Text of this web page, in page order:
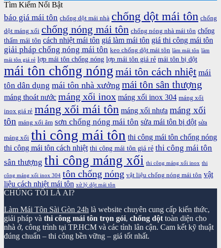
Tìm Kiếm Nổi Bật
báo giá mái tôn chống dột mái nhà chống dột mái tôn chống
dột máng xối chống nóng mái tôn chống nóng nhà mái tôn chống
thấm mái tôn cách nhiệt mái tôn giá làm mái tôn giá thi công mái tôn
giải pháp chống nóng mái tôn keo chống dột mái tôn làm mái tôn làm
mái tôn giá rẻ lợp mái tôn chống nóng lợp mái tôn giá rẻ mái tôn bị dột
mái tôn chống nóng mái tôn cách nhiệt mái
tôn dân dụng mái tôn nhà xưởng mái tôn sân thượng
máng thoát nước máng xối inox máng xối inox 304 máng xối
inox giá rẻ máng xối mái tôn máng xối nhựa máng xối
tôn máng xối âm sơn chống nóng mái tôn sửa mái tôn bị dột sửa
máng xối thi công mái tôn thi công mái tôn chống nóng
thi công mái tôn cách nhiệt thi công mái tôn giá rẻ thi công mái tôn
sân thượng thi công máng xối thi công máng xối inox thi
công máng xối inox 304 tôn chống nóng vật liệu chống nóng mái tôn vật
liệu cách nhiệt mái tôn xử lý dột mái tôn
CHÚNG TÔI LÀ AI?
Làm Mái Tôn Sài Gòn 24h là website chuyên cung cấp kiến thức,
giải pháp và thi công mái tôn trọn gói, chống dột toàn diện cho
nhà ở, công trình tại TP.HCM và các tỉnh lân cận. Cam kết kỹ thuật
đúng chuẩn – thi công bền vững – giá tốt nhất.